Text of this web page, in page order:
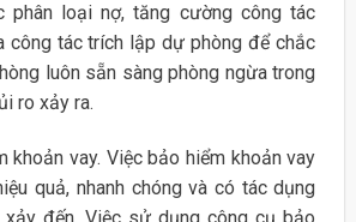
phân loại nợ, tăng cường công tác
công tác trích lập dự phòng để chắc
luôn sẵn sàng phòng ngừa trong
ro xảy ra.
khoản vay. Việc bảo hiểm khoản vay
quả, nhanh chóng và có tác dụng